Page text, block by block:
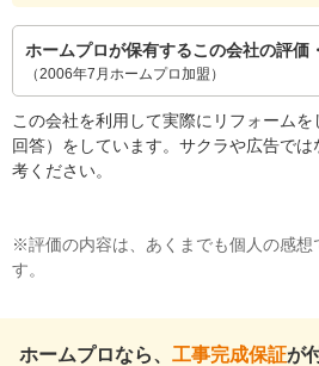
ホームプロが保有するこの会社の評価
（2006年7月ホームプロ加盟）
この会社を利用して実際にリフォーム
回答）をしています。サクラや広告で
考ください。
※評価の内容は、あくまでも個人の感想
す。
ホームプロなら、 工事完成保証が